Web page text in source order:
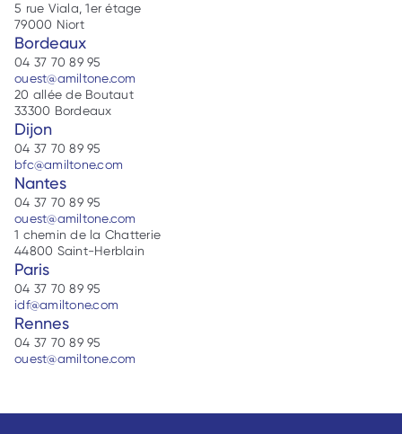
5 rue Viala, 1er étage
79000 Niort
Bordeaux
04 37 70 89 95
ouest@amiltone.com
20 allée de Boutaut
33300 Bordeaux
Dijon
04 37 70 89 95
bfc@amiltone.com
Nantes
04 37 70 89 95
ouest@amiltone.com
1 chemin de la Chatterie
44800 Saint-Herblain
Paris
04 37 70 89 95
idf@amiltone.com
Rennes
04 37 70 89 95
ouest@amiltone.com